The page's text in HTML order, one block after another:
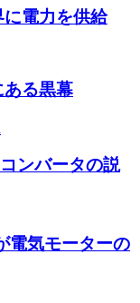
電力を供給
る黒幕
ンバータの説
電気モーターの